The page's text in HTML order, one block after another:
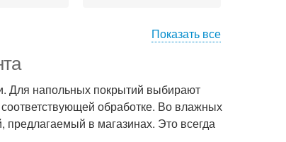
Показать все
Для напольных покрытий выбирают
обработке. Во влажных
в магазинах. Это всегда